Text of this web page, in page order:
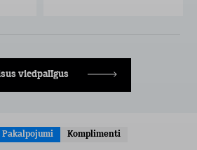
viedpalīgus
Pakalpojumi Komplimenti